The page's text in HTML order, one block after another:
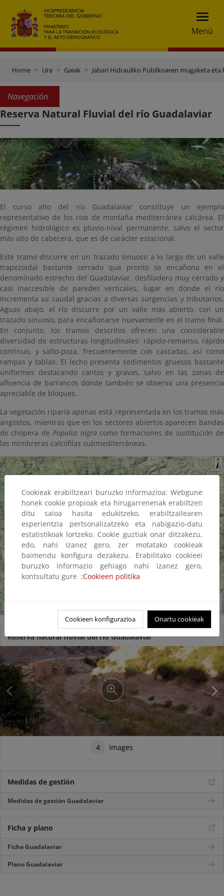
Menú
Home Ura Gaiak Jabari Hidrauliko Publikoaren mugaketa eta
Navegación
Reserva Natural Fluvial del río Guadalaviar
El curso alto del río Guadalaviar constituye un ejemplo
representativo de los ríos de montaña mediterránea calcárea. El
régimen hidrológico es pluvio-nival permanente, salvo el sector
más alto de cabecera, que es de carácter estacional.
Este tramo discurre en un trazado sinuoso a lo largo de un valle
trapezoidal bastante cerrado que pronto se encañona en el
denominado estrecho del Guadalaviar, desfiladero muy cerrado y
casi inaccesible de paredes verticales, lugar en donde el río
incrementa su caudal gracias a diversas surgencias y tributarios.
Aguas abajo, el río discurre por un valle más abierto, con un
trazado sinuoso, para encañonarse nuevamente en el tramo final.
En conjunto, los tramos descritos ofrecen una considerable
diversidad de estructuras longitudinales: rápido-remanso, rápido
continuo, y salto-poza, frecuentemente con cascadas, así como
rampas y tablas. El lecho presenta sedimentos gruesos bastante
uniformes destacando cantos y gravas, salvo en las zonas de
afluencia de barrancos donde también se observa una presencia
apreciable de bloques.
La vegetación riparia apenas está representada en los tramos más
angostos, mientras que en los sectores abiertos aparecen bandas
de chopera de Populus nigracomo formaciones de sustitución de
las mimbreras calcófilas submediterráneas.
Reserva natural fluvial del río Guadalaviar
4 Images
Medidas de gestión
Medidas de gestión Guadalaviar
Ficha y plano
Ficha Guadalaviar
Plano Guadalaviar
Cookieak erabiltzeari buruzko informazioa: Webgune
honek cookie propioak eta hirugarrenenak erabiltzen
ditu saioa hasita edukitzeko, erabiltzailearen
esperientzia pertsonalizatzeko eta nabigazio-datu
estatistikoak lortzeko. Cookie guztiak onar ditzakezu,
edo, nahi izanez gero, zer motatako cookieak
baimendu konfigura dezakezu. Erabilitako cookieei
buruzko informazio gehiago nahi izanez gero,
kontsultatu gure ;Cookieen politika
Cookieen konfigurazioa Onartu cookieak